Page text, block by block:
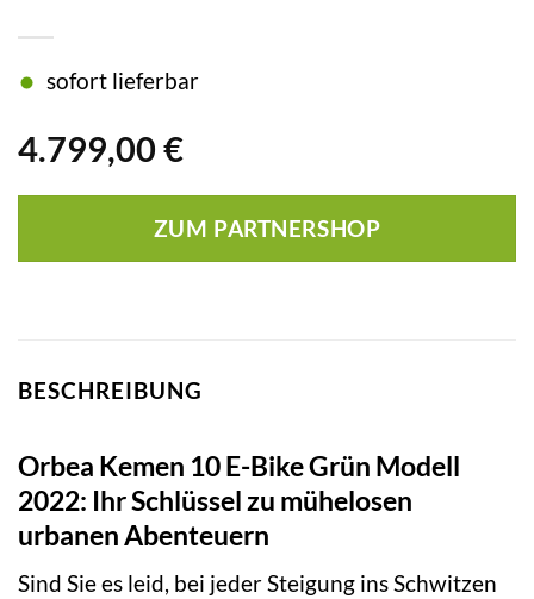
4.799,00 €
sofort lieferbar
ZUM PARTNERSHOP
BESCHREIBUNG
Orbea Kemen 10 E-Bike Grün Modell
2022: Ihr Schlüssel zu mühelosen
urbanen Abenteuern
Sind Sie es leid, bei jeder Steigung ins Schwitzen